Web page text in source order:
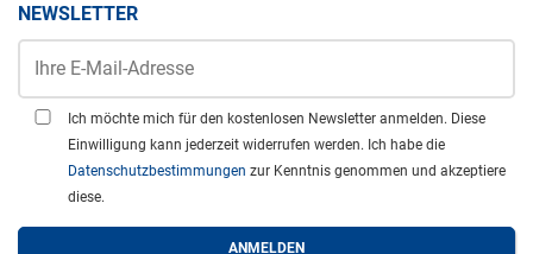
NEWSLETTER
Ich möchte mich für den kostenlosen Newsletter anmelden. Diese
Einwilligung kann jederzeit widerrufen werden. Ich habe die
Datenschutzbestimmungen zur Kenntnis genommen und akzeptiere
diese.